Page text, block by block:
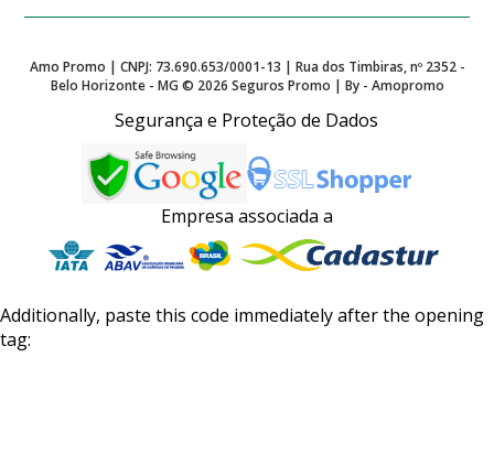
Amo Promo | CNPJ: 73.690.653/0001-13 | Rua dos Timbiras, nº 2352 -
Belo Horizonte - MG © 2026 Seguros Promo | By - Amopromo
Segurança e Proteção de Dados
Empresa associada a
Additionally, paste this code immediately after the opening
tag: